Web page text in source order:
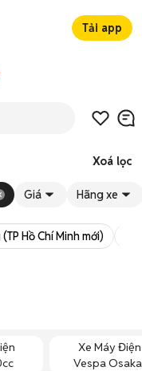
Tải app
Xoá lọc
Giá Hãng xe
Hồ Chí Minh mới)
Xe Máy Điện
Vespa